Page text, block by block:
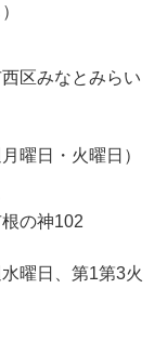
区みなとみらい
曜日・火曜日）
の神102
曜日、第1第3火